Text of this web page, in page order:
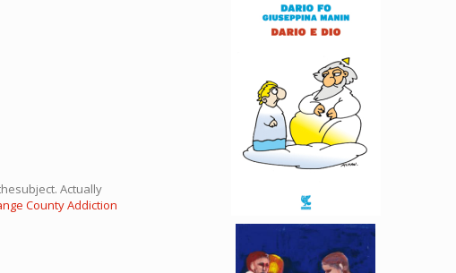
Actually
County Addiction